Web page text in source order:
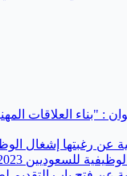
: "بناء العلاقات
عن رغبتها إشغال
للسعوديين